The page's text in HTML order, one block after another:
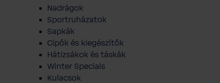
Nadrágok
Sportruházatok
Sapkák
Cipők és kiegészítők
Hátizsákok és táskák
Winter Specials
Kulacsok